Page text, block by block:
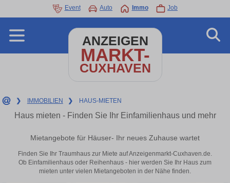
Event Auto Immo Job
ANZEIGEN
MARKT-
CUXHAVEN
❯ IMMOBILIEN ❯ HAUS-MIETEN
Haus mieten - Finden Sie Ihr Einfamilienhaus und mehr
Mietangebote für Häuser- Ihr neues Zuhause wartet
Finden Sie Ihr Traumhaus zur Miete auf Anzeigenmarkt-Cuxhaven.de.
Ob Einfamilienhaus oder Reihenhaus - hier werden Sie Ihr Haus zum
mieten unter vielen Mietangeboten in der Nähe finden.